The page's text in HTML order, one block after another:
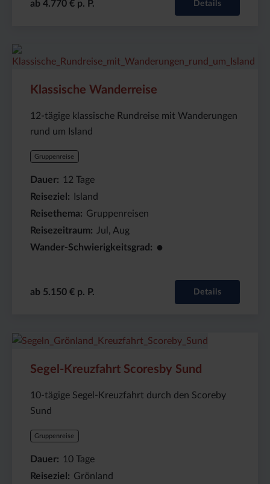
ab 4.770 € p. P. Details
Klassische Wanderreise
12-tägige klassische Rundreise mit Wanderungen
rund um Island
Gruppenreise
Dauer 12 Tage
Reiseziel
Island
Reisethema
Gruppenreisen
Reisezeitraum
Jul, Aug
Wander-Schwierigkeitsgrad
●
ab 5.150 € p. P. Details
Preis
(ab):
5150 €
Dauer:
12
Reiseziel
Island
Segel-Kreuzfahrt Scoresby Sund
10-tägige Segel-Kreuzfahrt durch den Scoreby
Sund
Gruppenreise
Dauer 10 Tage
Reiseziel
Grönland
Preis
7500€
Dauer:
Reiseziel